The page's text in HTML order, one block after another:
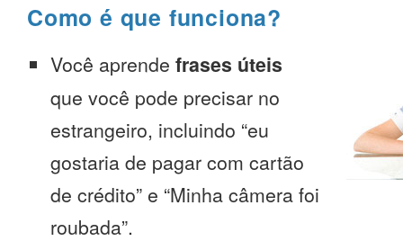
Como é que funciona?
Você aprende frases úteis
que você pode precisar no
estrangeiro, incluindo “eu
gostaria de pagar com cartão
de crédito” e “Minha câmera foi
roubada”.